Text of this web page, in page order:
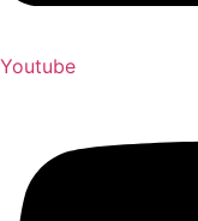
Youtube